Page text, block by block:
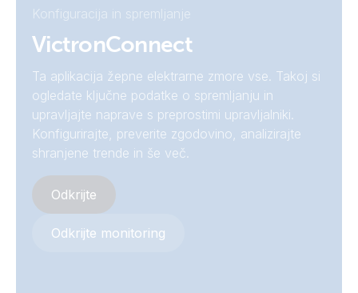
Wall mount enclosure for BMV and Color Control GX
Wall mount enclosure for BMV and Color Control GX
(side)
Wall mount enclosure for BMV and Color Control GX
(with products)
Wall mount enclosure for BMV or MPPT Control
Konfiguracija in spremljanje
VictronConnect
Ta aplikacija žepne elektrarne zmore vse. Takoj si
ogledate ključne podatke o spremljanju in
upravljajte naprave s preprostimi upravljalniki.
Konfigurirajte, preverite zgodovino, analizirajte
shranjene trende in še več.
Odkrijte
Odkrijte monitoring